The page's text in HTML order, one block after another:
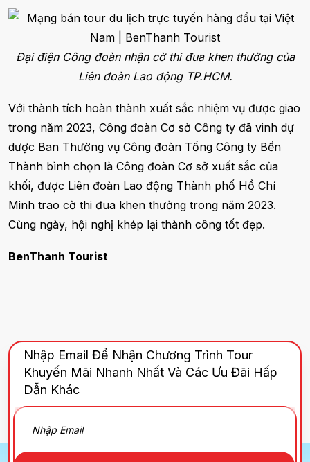
Đại điện Công đoàn nhận cờ thi đua khen thưởng của
Liên đoàn Lao động TP.HCM.
Với thành tích hoàn thành xuất sắc nhiệm vụ được giao
trong năm 2023, Công đoàn Cơ sở Công ty đã vinh dự
dược Ban Thường vụ Công đoàn Tổng Công ty Bến
Thành bình chọn là Công đoàn Cơ sở xuất sắc của
khối, được Liên đoàn Lao động Thành phố Hồ Chí
Minh trao cờ thi đua khen thưởng trong năm 2023.
Cùng ngày, hội nghị khép lại thành công tốt đẹp.
BenThanh Tourist
Nhập Email Để Nhận Chương Trình Tour
Khuyến Mãi Nhanh Nhất Và Các Ưu Đãi Hấp
Dẫn Khác